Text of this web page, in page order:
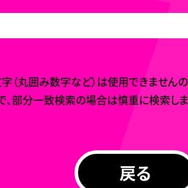
丸囲み数字など）は使用できませんの
部分一致検索の場合は慎重に検索しま
戻る